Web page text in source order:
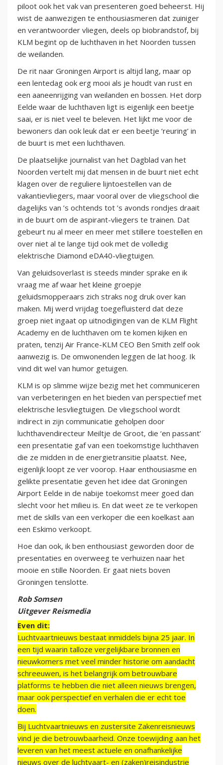
piloot ook het vak van presenteren goed beheerst. Hij
wist de aanwezigen te enthousiasmeren dat zuiniger
en verantwoorder vliegen, deels op biobrandstof, bij
KLM begint op de luchthaven in het Noorden tussen
de weilanden.
De rit naar Groningen Airport is altijd lang, maar op
een lentedag ook erg mooi als je houdt van rust en
een aaneenrijging van weilanden en bossen. Het dorp
Eelde waar de luchthaven ligt is eigenlijk een beetje
saai, er is niet veel te beleven. Het lijkt me voor de
bewoners dan ook leuk dat er een beetje ‘reuring’ in
de buurt is met een luchthaven.
De plaatselijke journalist van het Dagblad van het
Noorden vertelt mij dat mensen in de buurt niet echt
klagen over de reguliere lijntoestellen van de
vakantievliegers, maar vooral over de vliegschool die
dagelijks van ’s ochtends tot ’s avonds rondjes draait
in de buurt om de aspirant-vliegers te trainen. Dat
gebeurt nu al meer en meer met stillere toestellen en
over niet al te lange tijd ook met de volledig
elektrische Diamond eDA40-vliegtuigen.
Van geluidsoverlast is steeds minder sprake en ik
vraag me af waar het kleine groepje
geluidsmopperaars zich straks nog druk over kan
maken. Mij werd vrijdag toegefluisterd dat deze
groep niet ingaat op uitnodigingen van de KLM Flight
Academy en de luchthaven om te komen kijken en
praten, tenzij Air France-KLM CEO Ben Smith zelf ook
aanwezig is. De omwonenden leggen de lat hoog. Ik
vind dit wel van humor getuigen.
KLM is op slimme wijze bezig met het communiceren
van verbeteringen en het bieden van perspectief met
elektrische lesvliegtuigen. De vliegschool wordt
indirect in zijn communicatie geholpen door
luchthavendirecteur Meiltje de Groot, die ‘en passant’
een presentatie gaf van een toekomstige luchthaven
die ze midden in de energietransitie plaatst. Nee,
eigenlijk loopt ze ver voorop. Haar enthousiasme en
gelikte presentatie geven het idee dat Groningen
Airport Eelde in de nabije toekomst meer goed dan
slecht voor het milieu is. En dat weet ze te verkopen
met de skills van een verkoper die een koelkast aan
een Eskimo verkoopt.
Hoe dan ook, ik ben enthousiast geworden door de
presentaties en overweeg te verhuizen naar het
mooie en stille Noorden. Er gaat niets boven
Groningen tenslotte.
Rob Somsen
Uitgever Reismedia
Even dit:
Luchtvaartnieuws bestaat inmiddels bijna 25 jaar. In
een tijd waarin talloze vergelijkbare bronnen en
nieuwkomers met veel minder historie om aandacht
schreeuwen, is het belangrijk om betrouwbare
platforms te hebben die niet alleen nieuws brengen,
maar ook perspectief en verhalen die er echt toe
doen.
Bij Luchtvaartnieuws en zustersite Zakenreisnieuws
vind je die betrouwbaarheid. Onze toewijding aan het
leveren van het meest actuele en onafhankelijke
nieuws over de luchtvaart- en (zaken)reisindustrie